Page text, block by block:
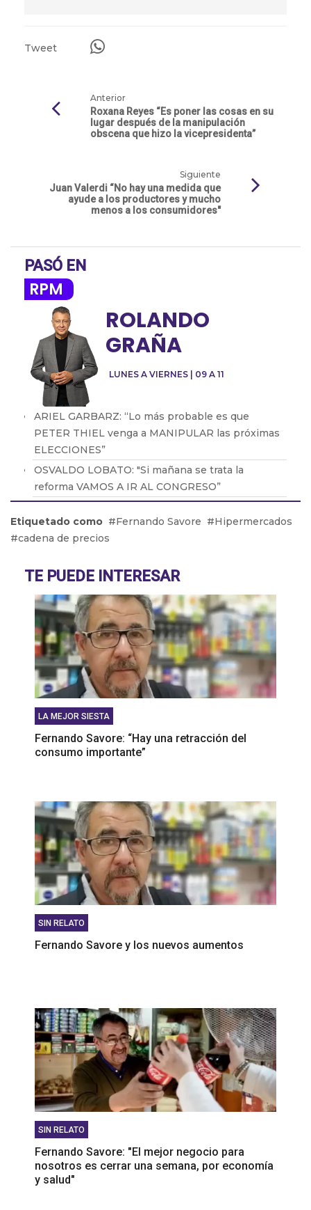
Tweet
Anterior
Roxana Reyes “Es poner las cosas en su
lugar después de la manipulación
obscena que hizo la vicepresidenta”
Siguiente
Juan Valerdi “No hay una medida que
ayude a los productores y mucho
menos a los consumidores"
PASÓ EN
RPM
LUNES A VIERNES | 09 A 11
ROLANDO
GRAÑA
ARIEL GARBARZ: “Lo más probable es que
PETER THIEL venga a MANIPULAR las próximas
ELECCIONES”
OSVALDO LOBATO: "Si mañana se trata la
reforma VAMOS A IR AL CONGRESO”
política industrial es la que no existe”
Abel Furlan: “El peronismo debe recuperar la
Martín Giannini: "La gente elige su comida por el
bolsillo"
Etiquetado como Fernando Savore
Hipermercados
cadena de precios
TE PUEDE INTERESAR
LA MEJOR SIESTA
Fernando Savore: “Hay una retracción del
consumo importante”
SIN RELATO
Fernando Savore y los nuevos aumentos
SIN RELATO
Fernando Savore: "El mejor negocio para
nosotros es cerrar una semana, por economía
y salud"